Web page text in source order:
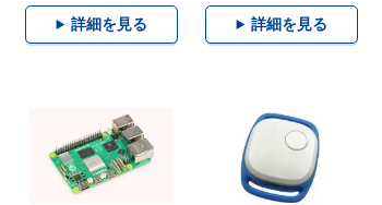
詳細を見る 詳細を見る